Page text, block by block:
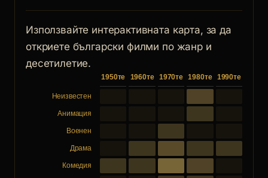
Използвайте интерактивната карта, за да
откриете български филми по жанр и
десетилетие.
1950те 1960те 1970те 1980те 1990те
Неизвестен
Анимация
Военен
Драма
Комедия